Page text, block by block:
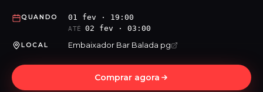
QUANDO 01 fev · 19:00
ATÉ 02 fev · 03:00
LOCAL Embaixador Bar Balada pg
Comprar agora